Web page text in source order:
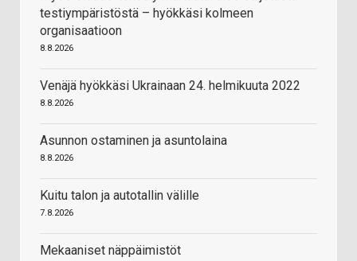
testiympäristöstä – hyökkäsi kolmeen
organisaatioon
8.8.2026
Venäjä hyökkäsi Ukrainaan 24. helmikuuta 2022
8.8.2026
Asunnon ostaminen ja asuntolaina
8.8.2026
Kuitu talon ja autotallin välille
7.8.2026
Mekaaniset näppäimistöt